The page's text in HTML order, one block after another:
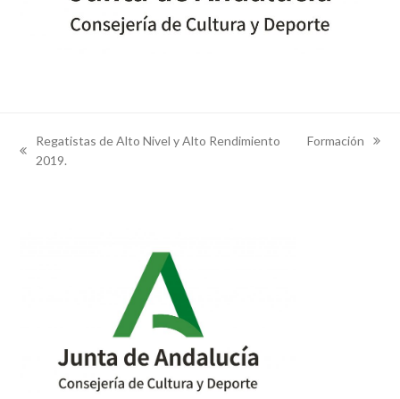
previous
Regatistas de Alto Nivel y Alto Rendimiento
2019.
next
Formación